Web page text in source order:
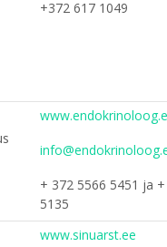
+372 617 1049
+ 372 5566 5451 ja
5135
www.sinuarst.ee